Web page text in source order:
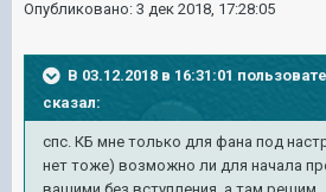
Опубликовано: 3 дек 2018, 17:28:05
В 03.12.2018 в 16:31:01
сказал:
спс. КБ мне только для фана под
нет тоже) возможно ли для начала